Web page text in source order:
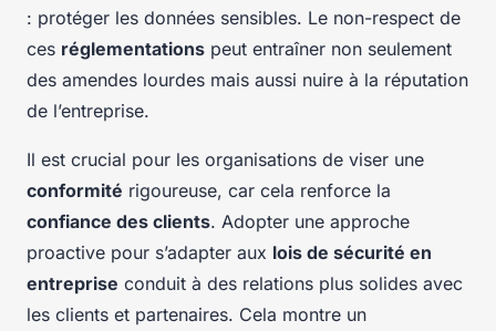
: protéger les données sensibles. Le non-respect de
ces réglementations peut entraîner non seulement
des amendes lourdes mais aussi nuire à la réputation
de l’entreprise.
Il est crucial pour les organisations de viser une
conformité rigoureuse, car cela renforce la
confiance des clients. Adopter une approche
proactive pour s’adapter aux lois de sécurité en
entreprise conduit à des relations plus solides avec
les clients et partenaires. Cela montre un